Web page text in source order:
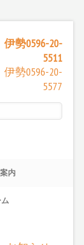
伊勢0596-20-
5511
勢0596-20-
5577
内